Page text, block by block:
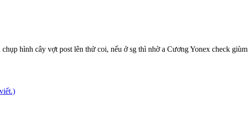
hình cây vợt post lên thử coi, nếu ở sg thì nhờ a Cương Yonex check giùm